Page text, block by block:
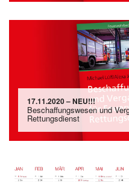
17.11.2020 – NEU!!!
Beschaffungswesen und
Rettungsdienst